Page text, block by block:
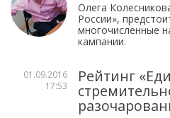
Олега
России»,
многочисленные
кампании.
01.09.2016
17:53
Рейтинг